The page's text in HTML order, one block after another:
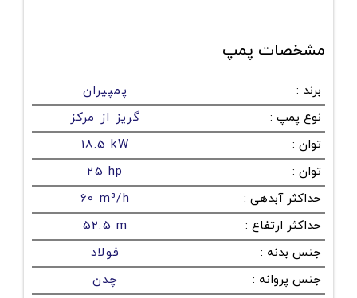
مشخصات پمپ
برند :
پمپیران
نوع پمپ :
گریز از مرکز
توان :
18.5 kW
توان :
25 hp
حداکثر آبدهی :
60 m³/h
حداکثر ارتفاع :
52.5 m
جنس بدنه :
فولاد
جنس پروانه :
چدن